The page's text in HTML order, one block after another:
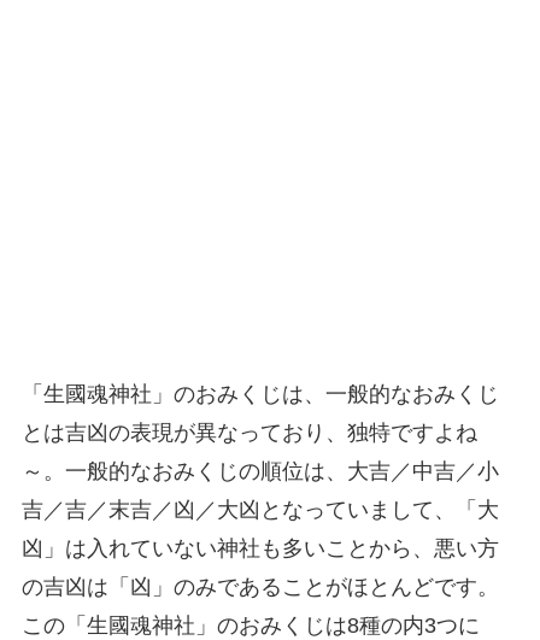
「生國魂神社」のおみくじは、一般的なおみくじ
とは吉凶の表現が異なっており、独特ですよね
～。一般的なおみくじの順位は、大吉／中吉／小
吉／吉／末吉／凶／大凶となっていまして、「大
凶」は入れていない神社も多いことから、悪い方
の吉凶は「凶」のみであることがほとんどです。
この「生國魂神社」のおみくじは8種の内3つに